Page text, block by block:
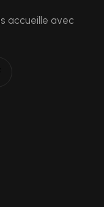
accueille avec